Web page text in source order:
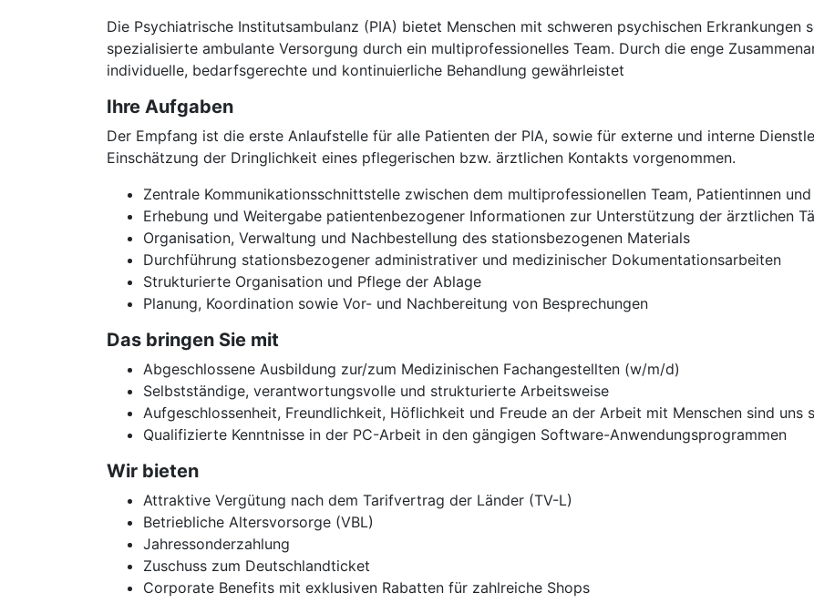
Die Psychiatrische Institutsambulanz (PIA) bietet Menschen mit schweren psychischen Erkrankungen
spezialisierte ambulante Versorgung durch ein multiprofessionelles Team. Durch die enge
individuelle, bedarfsgerechte und kontinuierliche Behandlung gewährleistet
Ihre Aufgaben
Der Empfang ist die erste Anlaufstelle für alle Patienten der PIA, sowie für externe und interne
Einschätzung der Dringlichkeit eines pflegerischen bzw. ärztlichen Kontakts vorgenommen.
Zentrale Kommunikationsschnittstelle zwischen dem multiprofessionellen Team, Patientinnen
Erhebung und Weitergabe patientenbezogener Informationen zur Unterstützung der ärztlichen
Organisation, Verwaltung und Nachbestellung des stationsbezogenen Materials
Durchführung stationsbezogener administrativer und medizinischer Dokumentationsarbeiten
Strukturierte Organisation und Pflege der Ablage
Planung, Koordination sowie Vor- und Nachbereitung von Besprechungen
Das bringen Sie mit
Abgeschlossene Ausbildung zur/zum Medizinischen Fachangestellten (w/m/d)
Selbstständige, verantwortungsvolle und strukturierte Arbeitsweise
Aufgeschlossenheit, Freundlichkeit, Höflichkeit und Freude an der Arbeit mit Menschen sind uns
Qualifizierte Kenntnisse in der PC-Arbeit in den gängigen Software-Anwendungsprogrammen
Wir bieten
Attraktive Vergütung nach dem Tarifvertrag der Länder (TV-L)
Betriebliche Altersvorsorge (VBL)
Jahressonderzahlung
Zuschuss zum Deutschlandticket
Corporate Benefits mit exklusiven Rabatten für zahlreiche Shops